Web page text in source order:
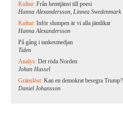
Kultur:Från hemtjänst till poesi
Hanna Alexandersson, Linnea Swedenmark
Kultur:Inför slumpen är vi alla jämlikar
Hanna Alexandersson
På gång i tankesmedjan
Tiden
Analys:Det röda Norden
Johan Hassel
Gränslöst:Kan en demokrat besegra Trump?
Daniel Johansson